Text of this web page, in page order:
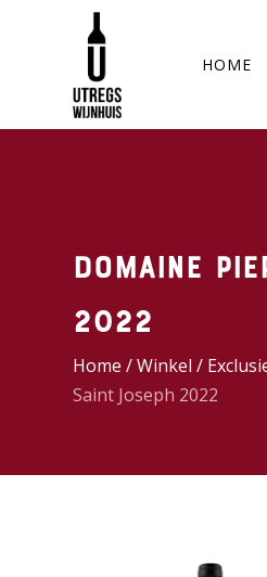
HOME
Domaine
2022
Home /Winkel /
Saint Joseph 2022